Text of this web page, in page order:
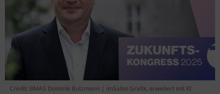
Credit: BMAS Dominik Butzmann | imSalon Grafik, erweitert mit KI